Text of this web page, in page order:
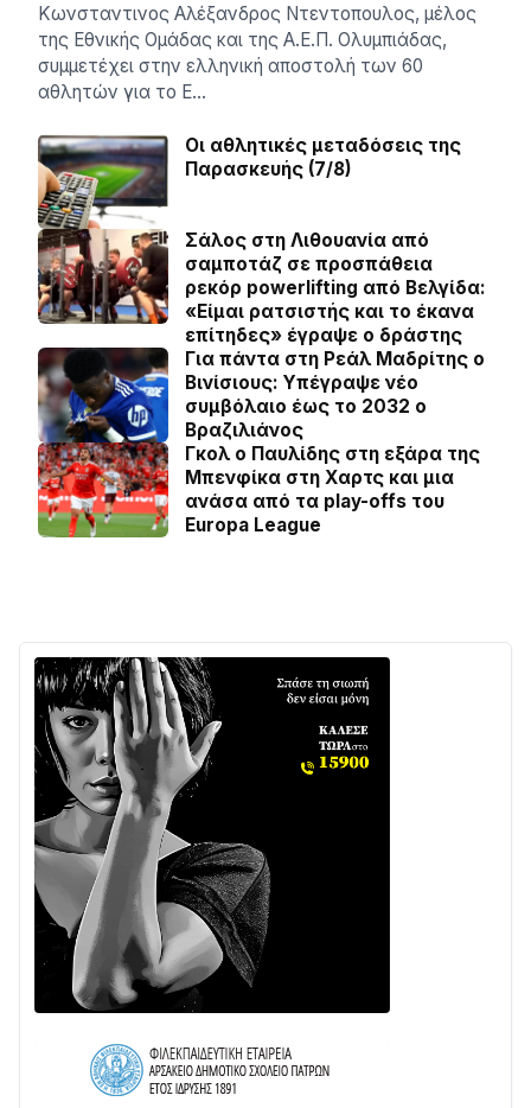
Κωνσταντινος Αλέξανδρος Ντεντοπουλος, μέλος
της Εθνικής Ομάδας και της Α.Ε.Π. Ολυμπιάδας,
συμμετέχει στην ελληνική αποστολή των 60
αθλητών για το Ε…
Οι αθλητικές μεταδόσεις της
Παρασκευής (7/8)
Σάλος στη Λιθουανία από
σαμποτάζ σε προσπάθεια
ρεκόρ powerlifting από Βελγίδα:
«Είμαι ρατσιστής και το έκανα
επίτηδες» έγραψε ο δράστης
Για πάντα στη Ρεάλ Μαδρίτης ο
Βινίσιους: Yπέγραψε νέο
συμβόλαιο έως το 2032 ο
Βραζιλιάνος
Γκολ ο Παυλίδης στη εξάρα της
Μπενφίκα στη Χαρτς και μια
ανάσα από τα play-offs του
Europa League